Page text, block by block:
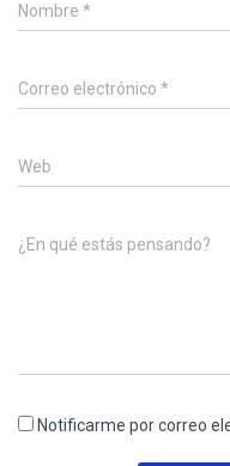
Nombre *
Correo electrónico *
Web
¿En qué estás pensando?
Notificarme por correo